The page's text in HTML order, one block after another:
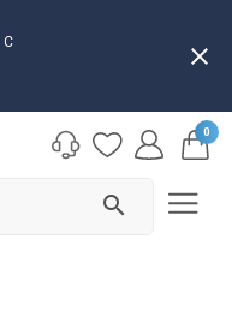
С close
search
0